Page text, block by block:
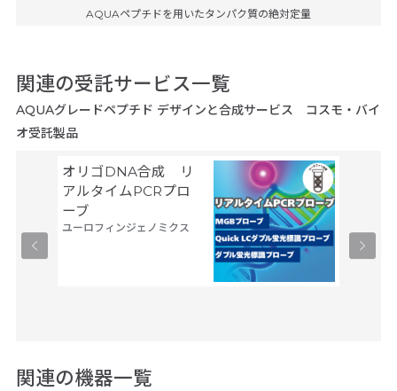
AQUAペプチドを用いたタンパク質の絶対定量
関連の受託サービス一覧
AQUAグレードペプチド デザインと合成サービス コスモ・バイ
オ受託製品
オリゴDNA合成 リ
アルタイムPCRプロ
ーブ
ユーロフィンジェノミクス
関連の機器一覧